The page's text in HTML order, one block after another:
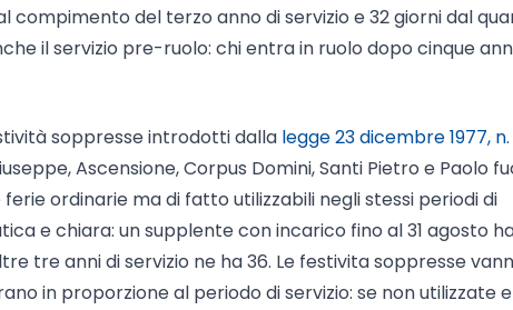
compimento del terzo anno di servizio e 32 giorni dal
il servizio pre-ruolo: chi entra in ruolo dopo cinque
soppresse introdotti dalla legge 23 dicembre 1977, n.
Ascensione, Corpus Domini, Santi Pietro e Paolo
ordinarie ma di fatto utilizzabili negli stessi periodi di
e chiara: un supplente con incarico fino al 31 agosto
tre anni di servizio ne ha 36. Le festivita soppresse
in proporzione al periodo di servizio: se non utilizzate